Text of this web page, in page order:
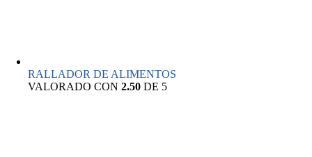
RALLADOR DE ALIMENTOS
VALORADO CON 2.50 DE 5